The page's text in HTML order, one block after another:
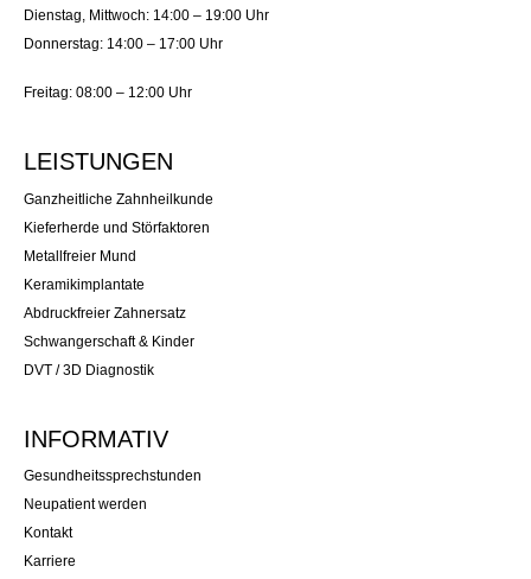
Dienstag, Mittwoch: 14:00 – 19:00 Uhr
Donnerstag: 14:00 – 17:00 Uhr
Freitag: 08:00 – 12:00 Uhr
LEISTUNGEN
Ganzheitliche Zahnheilkunde
Kieferherde und Störfaktoren
Metallfreier Mund
Keramikimplantate
Abdruckfreier Zahnersatz
Schwangerschaft & Kinder
DVT / 3D Diagnostik
INFORMATIV
Gesundheitssprechstunden
Neupatient werden
Kontakt
Karriere